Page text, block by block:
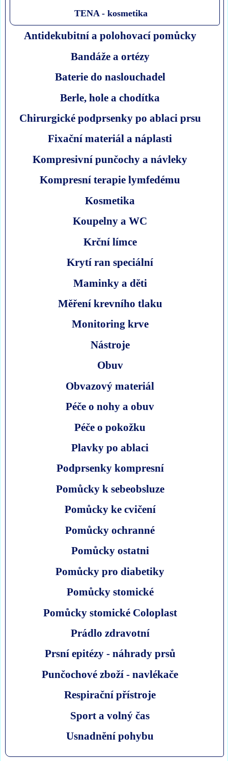
TENA - kosmetika
Antidekubitní a polohovací pomůcky
Bandáže a ortézy
Baterie do naslouchadel
Berle, hole a chodítka
Chirurgické podprsenky po ablaci prsu
Fixační materiál a náplasti
Kompresivní punčochy a návleky
Kompresní terapie lymfedému
Kosmetika
Koupelny a WC
Krční límce
Krytí ran speciální
Maminky a děti
Měření krevního tlaku
Monitoring krve
Nástroje
Obuv
Obvazový materiál
Péče o nohy a obuv
Péče o pokožku
Plavky po ablaci
Podprsenky kompresní
Pomůcky k sebeobsluze
Pomůcky ke cvičení
Pomůcky ochranné
Pomůcky ostatni
Pomůcky pro diabetiky
Pomůcky stomické
Pomůcky stomické Coloplast
Prádlo zdravotní
Prsní epitézy - náhrady prsů
Punčochové zboží - navlékače
Respirační přístroje
Sport a volný čas
Usnadnění pohybu